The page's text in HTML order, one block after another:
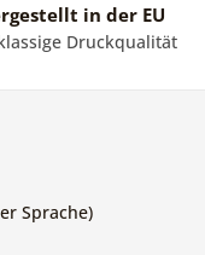
in der EU
Druckqualität
Sprache)